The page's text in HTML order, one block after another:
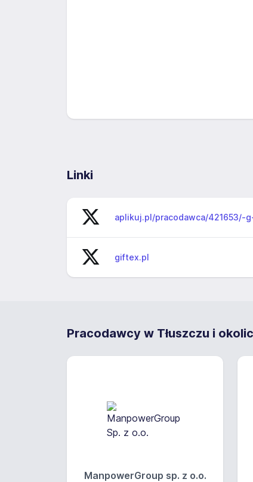
Linki
aplikuj.pl/pracodawca/
giftex.pl
Pracodawcy w Tłuszczu i
ManpowerGroup sp. z o.o.